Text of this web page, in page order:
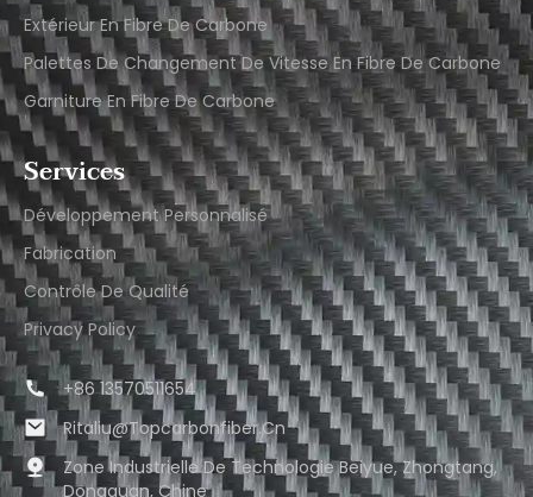
Extérieur En Fibre De Carbone
Palettes De Changement De Vitesse En Fibre De Carbone
Garniture En Fibre De Carbone
Services
Développement Personnalisé
Fabrication
Contrôle De Qualité
Privacy Policy
+86 13570511654
Ritaliu@topcarbonfiber.cn
Zone Industrielle De Technologie Beiyue, Zhongtang,
Dongguan, Chine